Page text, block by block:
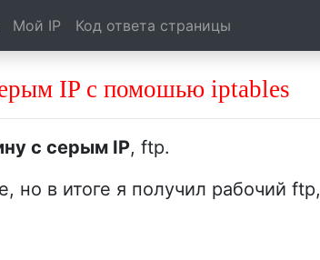
Мой IP Код ответа страницы
IP c помошью iptables
с серым IP, ftp.
но в итоге я получил рабочий ftp,